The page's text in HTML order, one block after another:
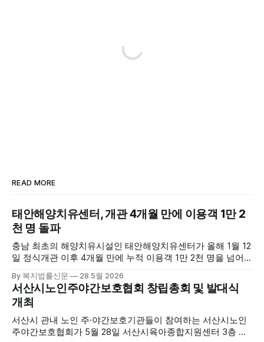
READ MORE
태안해양치유센터, 개관 4개월 만에 이용객 1만 2
천 명 돌파
충남 최초의 해양치유시설인 태안해양치유센터가 올해 1월 12
일 정식개관 이후 4개월 만에 누적 이용객 1만 2천 명을 넘어
양자원을 활용한 맞춤형 프로그램과 차별화된 웰니스 콘텐츠
를 선보이며 관광객과 군민의 발길을 끌고 있다. 센터는 염지
하수, 피트 등 태안의 청정 해양자원을 활용해 몸과 마음의 회
복을 돕는 다양한 프로그램을 운영하고
By 복지법률신문 28 5월 2026
서산시노인주야간보호협회 창립총회 및 발대식
개최
서산시 관내 노인 주·야간보호기관들이 참여하는 서산시노인
주야간보호협회가 5월 28일 서산시육아종합지원센터 3층 공